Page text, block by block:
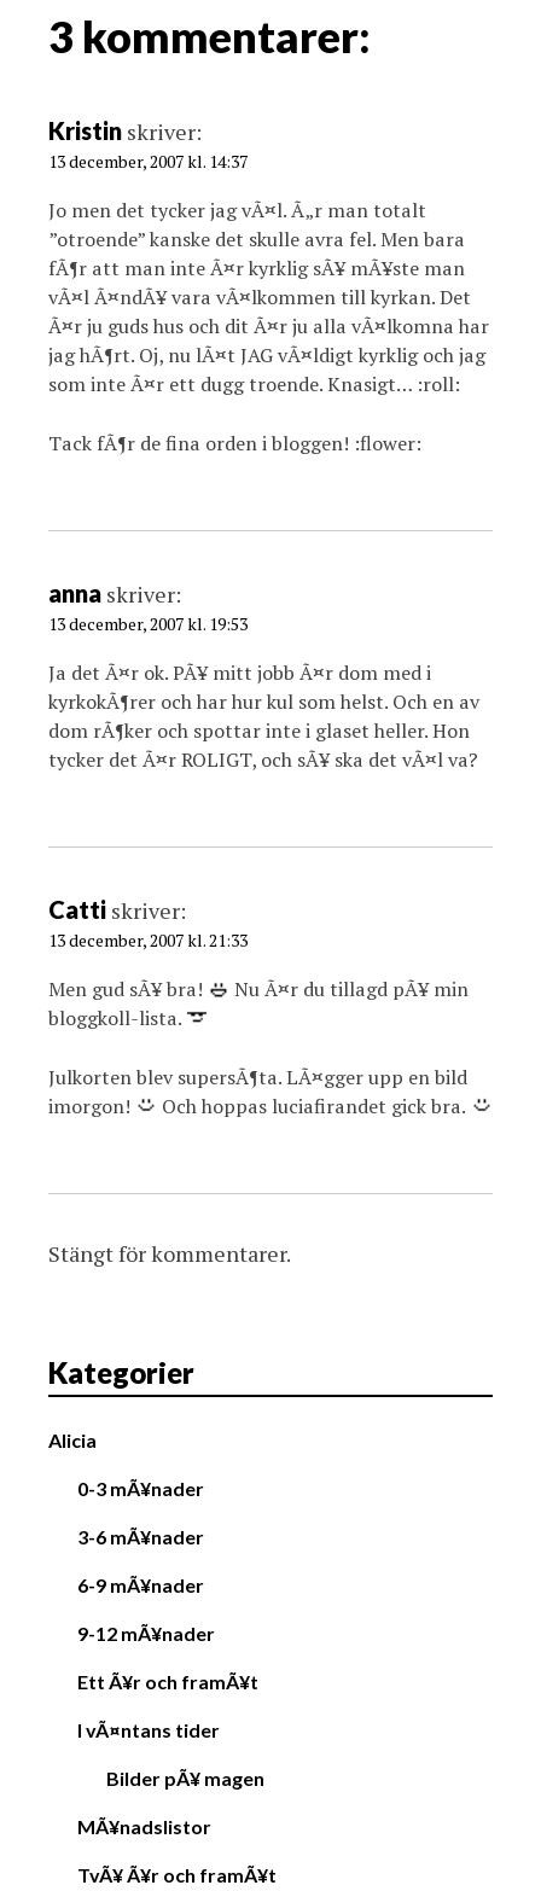
g
a
i
o
3 kommentarer:
Kristin skriver:
13 december, 2007 kl. 14:37
Jo men det tycker jag vÃ¤l. Ã„r man totalt
”otroende” kanske det skulle avra fel. Men bara
fÃ¶r att man inte Ã¤r kyrklig sÃ¥ mÃ¥ste man
vÃ¤l Ã¤ndÃ¥ vara vÃ¤lkommen till kyrkan. Det
Ã¤r ju guds hus och dit Ã¤r ju alla vÃ¤lkomna har
jag hÃ¶rt. Oj, nu lÃ¤t JAG vÃ¤ldigt kyrklig och jag
som inte Ã¤r ett dugg troende. Knasigt… :roll:
Tack fÃ¶r de fina orden i bloggen! :flower:
anna skriver:
13 december, 2007 kl. 19:53
Ja det Ã¤r ok. PÃ¥ mitt jobb Ã¤r dom med i
kyrkokÃ¶rer och har hur kul som helst. Och en av
dom rÃ¶ker och spottar inte i glaset heller. Hon
tycker det Ã¤r ROLIGT, och sÃ¥ ska det vÃ¤l va?
Catti skriver:
13 december, 2007 kl. 21:33
Men gud sÃ¥ bra!
Nu Ã¤r du tillagd pÃ¥ min
bloggkoll-lista.
Julkorten blev supersÃ¶ta. LÃ¤gger upp en bild
imorgon!
Och hoppas luciafirandet gick bra.
Stängt för kommentarer.
Kategorier
Alicia
0-3 mÃ¥nader
3-6 mÃ¥nader
6-9 mÃ¥nader
9-12 mÃ¥nader
Ett Ã¥r och framÃ¥t
I vÃ¤ntans tider
Bilder pÃ¥ magen
MÃ¥nadslistor
TvÃ¥ Ã¥r och framÃ¥t